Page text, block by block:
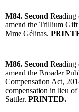
M84. Second
amend the Trillium
Mme Gélinas.
M86. Second
amend the Broader
Compensation Act,
compensation in lieu
Sattler. PRINTED.